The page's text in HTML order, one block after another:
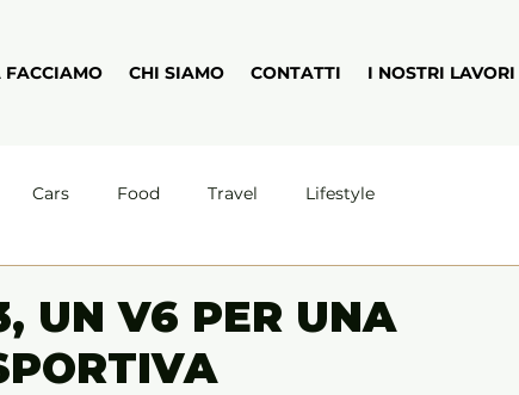
FACCIAMO CHI SIAMO CONTATTI I NOSTRI LAVORI
Cars Food Travel Lifestyle
UN V6 PER UNA